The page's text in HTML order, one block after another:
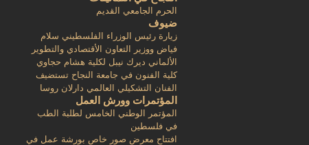
الحرم الجامعي القديم
ضيوف
زيارة رئيس الوزراء الفلسطيني سلام
فياض ووزير التعاون الأقتصادي والتطوير
الألماني ديرك نيبل لكلية هشام حجاوي
كلية الفنون في جامعة النجاح تستضيف
الفنان التشكيلي العالمي دارلان روسا
المؤتمرات وورش العمل
المؤتمر الوطني الخامس لطلبة الطب
في فلسطين
افتتاح معرض صور خاص بورشة عمل في